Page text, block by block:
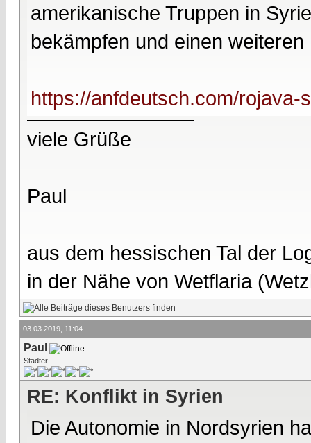
amerikanische Truppen in
bekämpfen und einen
https://anfdeutsch.com/rojava-
viele Grüße
Paul
aus dem hessischen Tal der
in der Nähe von Wetflaria
03.03.2019, 11:04
Paul
Städter
RE: Konflikt in Syrien
Die Autonomie in Nordsyrien